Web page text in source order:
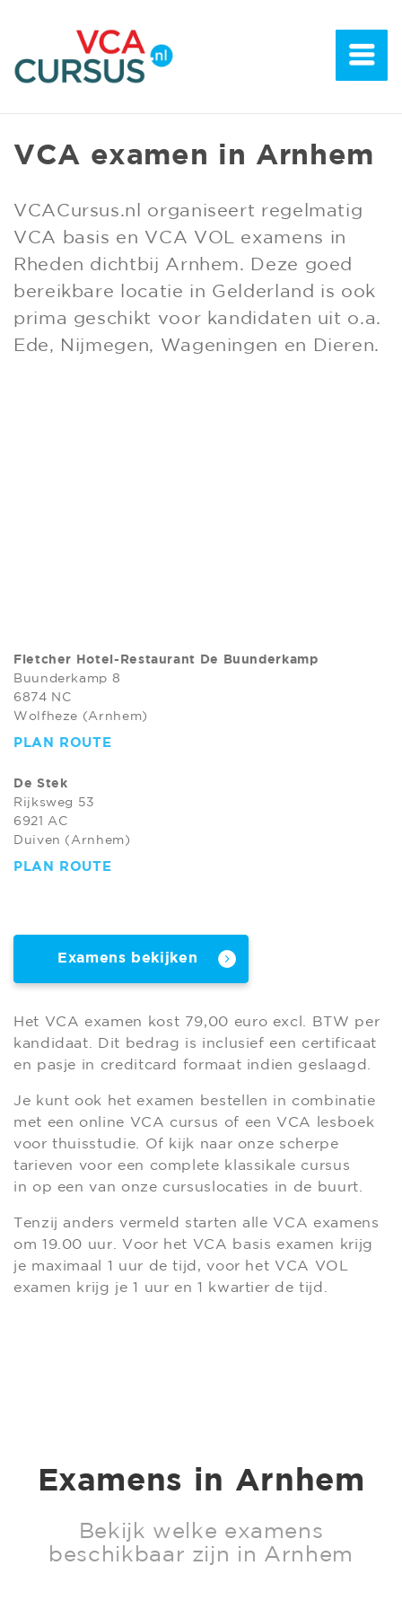
VCA examen in Arnhem
VCACursus.nl organiseert regelmatig
VCA basis en VCA VOL examens in
Rheden dichtbij Arnhem. Deze goed
bereikbare locatie in Gelderland is ook
prima geschikt voor kandidaten uit o.a.
Ede, Nijmegen, Wageningen en Dieren.
Fletcher Hotel-Restaurant De Buunderkamp
Buunderkamp 8
6874 NC
Wolfheze (Arnhem)
PLAN ROUTE
De Stek
Rijksweg 53
6921 AC
Duiven (Arnhem)
PLAN ROUTE
Examens bekijken
Het VCA examen kost 79,00 euro excl. BTW per
kandidaat. Dit bedrag is inclusief een certificaat
en pasje in creditcard formaat indien geslaagd.
Je kunt ook het examen bestellen in combinatie
met een online VCA cursus of een VCA lesboek
voor thuisstudie. Of kijk naar onze scherpe
tarieven voor een complete klassikale cursus
in op een van onze cursuslocaties in de buurt.
Tenzij anders vermeld starten alle VCA examens
om 19.00 uur. Voor het VCA basis examen krijg
je maximaal 1 uur de tijd, voor het VCA VOL
examen krijg je 1 uur en 1 kwartier de tijd.
Examens in Arnhem
Bekijk welke examens
beschikbaar zijn in Arnhem